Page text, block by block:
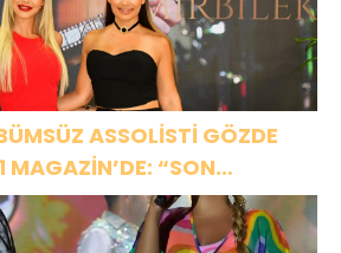
ASSOLİSTİ GÖZDE
MAGAZİN’DE: “SON
VAR OLACAĞIM!”